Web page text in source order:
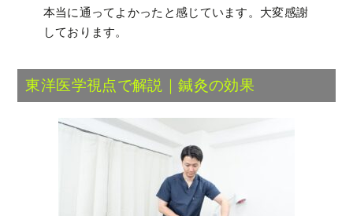
本当に通ってよかったと感じています。大変感謝
しております。
東洋医学視点で解説｜鍼灸の効果